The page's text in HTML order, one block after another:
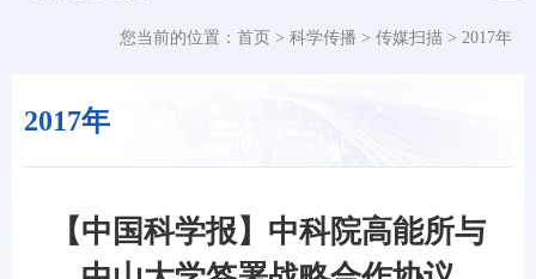
2017年
您当前的位置： 首页 > 科学传播 > 传媒扫描 > 2017年
【中国科学报】中科院高能所与